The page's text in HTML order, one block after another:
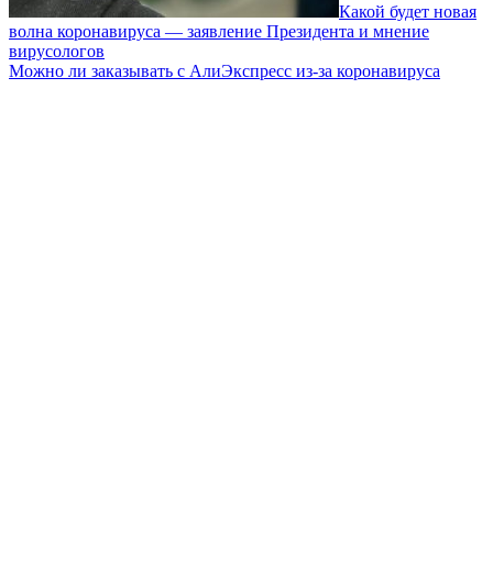
Какой будет новая
волна коронавируса — заявление Президента и мнение
вирусологов
Можно ли заказывать с АлиЭкспресс из-за коронавируса